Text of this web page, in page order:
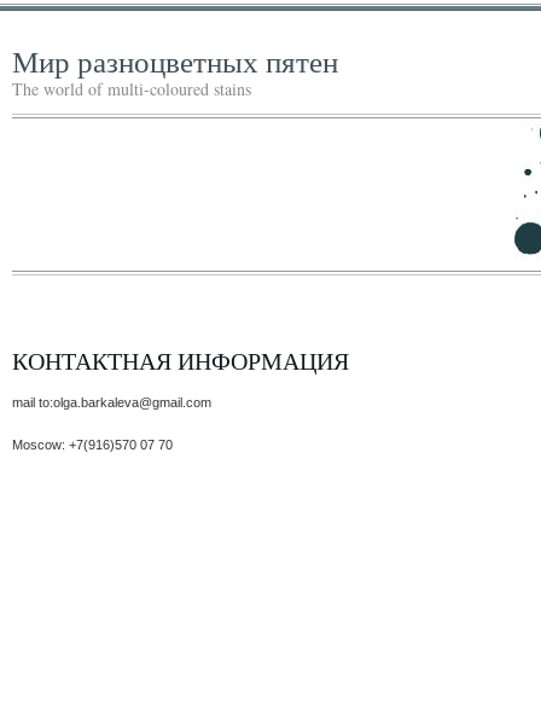
Мир разноцветных пятен
The world of multi-coloured stains
КОНТАКТНАЯ ИНФОРМАЦИЯ
mail to:olga.barkaleva@gmail.com
Moscow: +7(916)570 07 70